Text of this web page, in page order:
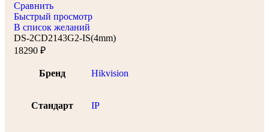
Сравнить
Быстрый просмотр
В список желаний
DS-2CD2143G2-IS(4mm)
18290 ₽
Бренд Hikvision
Стандарт IP